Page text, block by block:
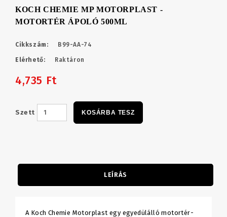
KOCH CHEMIE MP MOTORPLAST -
MOTORTÉR ÁPOLÓ 500ML
Cikkszám: B99-AA-74
Elérhető: Raktáron
4,735 Ft
Szett KOSÁRBA TESZ
LEÍRÁS
A Koch Chemie Motorplast egy egyedülálló motortér-